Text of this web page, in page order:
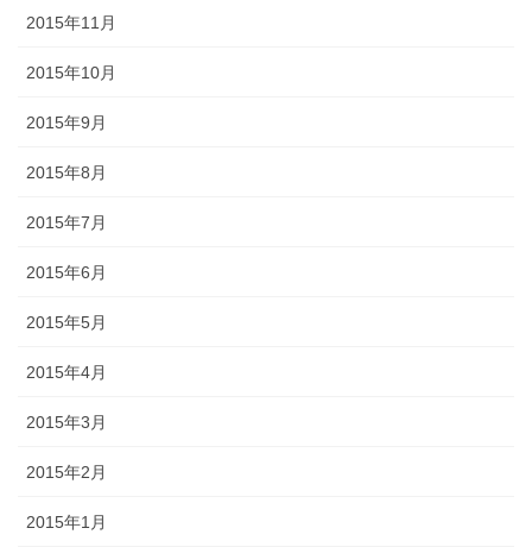
2015年11月
2015年10月
2015年9月
2015年8月
2015年7月
2015年6月
2015年5月
2015年4月
2015年3月
2015年2月
2015年1月